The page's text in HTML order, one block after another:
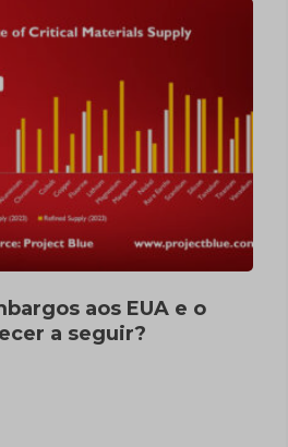
aos EUA e o
a seguir?